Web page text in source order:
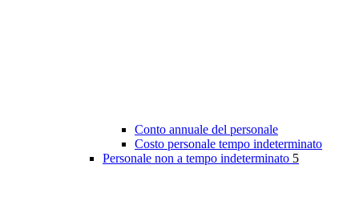
Conto annuale del personale
Costo personale tempo indeterminato
Personale non a tempo indeterminato 5